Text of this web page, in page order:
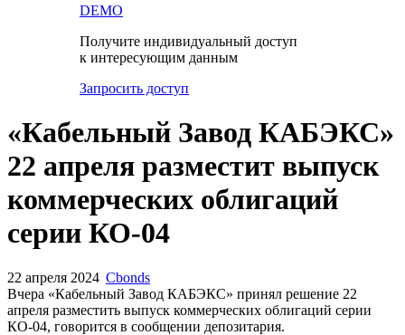
DEMO
Получите индивидуальный доступ
к интересующим данным
Запросить доступ
«Кабельный Завод КАБЭКС»
22 апреля разместит выпуск
коммерческих облигаций
серии КО-04
22 апреля 2024 Cbonds
Вчера «Кабельный Завод КАБЭКС» принял решение 22
апреля разместить выпуск коммерческих облигаций серии
КО-04, говорится в сообщении депозитария.